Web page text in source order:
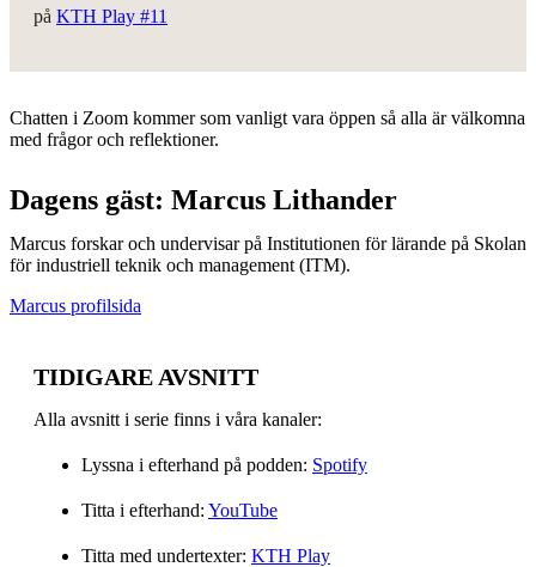
på KTH Play #11
Chatten i Zoom kommer som vanligt vara öppen så alla är välkomna
med frågor och reflektioner.
Dagens gäst: Marcus Lithander
Marcus forskar och undervisar på Institutionen för lärande på Skolan
för industriell teknik och management (ITM).
Marcus profilsida
TIDIGARE AVSNITT
Alla avsnitt i serie finns i våra kanaler:
Lyssna i efterhand på podden: Spotify
Titta i efterhand: YouTube
Titta med undertexter: KTH Play